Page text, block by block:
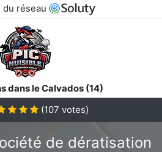
réseau
dans le Calvados (14)
(107 votes)
de dératisation